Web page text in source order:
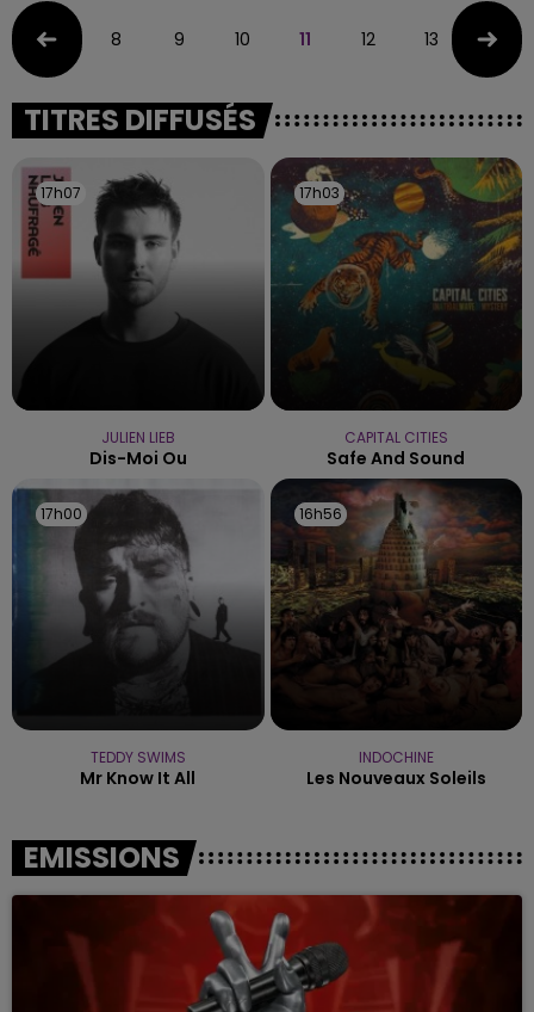
8 9 10 11 12 13 14
TITRES DIFFUSÉS
17h07
17h07
JULIEN LIEB
Dis-Moi Ou
17h03
17h03
CAPITAL CITIES
Safe And Sound
17h00
17h00
TEDDY SWIMS
Mr Know It All
16h56
16h56
INDOCHINE
Les Nouveaux Soleils
EMISSIONS